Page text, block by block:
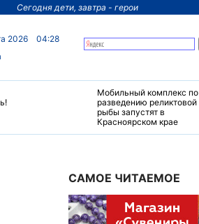
Сегодня дети, завтра - герои
2026
04:28
Мобильный комплекс по
разведению реликтовой
рыбы запустят в
Красноярском крае
САМОЕ ЧИТАЕМОЕ